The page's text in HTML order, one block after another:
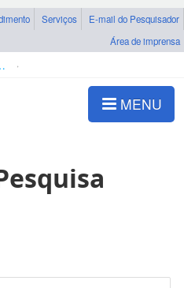
Serviços
E-mail do Pesquisador
Área de imprensa
MENU